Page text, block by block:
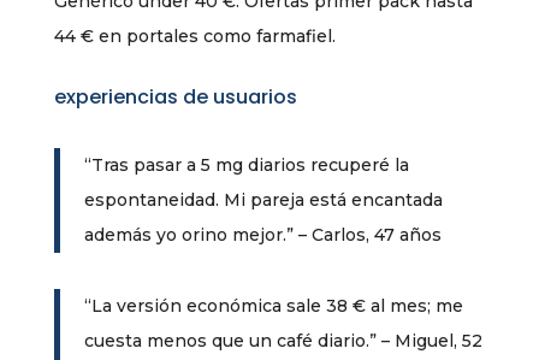
44 € en portales como farmafiel.
experiencias de usuarios
“Tras pasar a 5 mg diarios recuperé la
espontaneidad. Mi pareja está encantada
además yo orino mejor.” – Carlos, 47 años
“La versión económica sale 38 € al mes; me
cuesta menos que un café diario.” – Miguel, 52